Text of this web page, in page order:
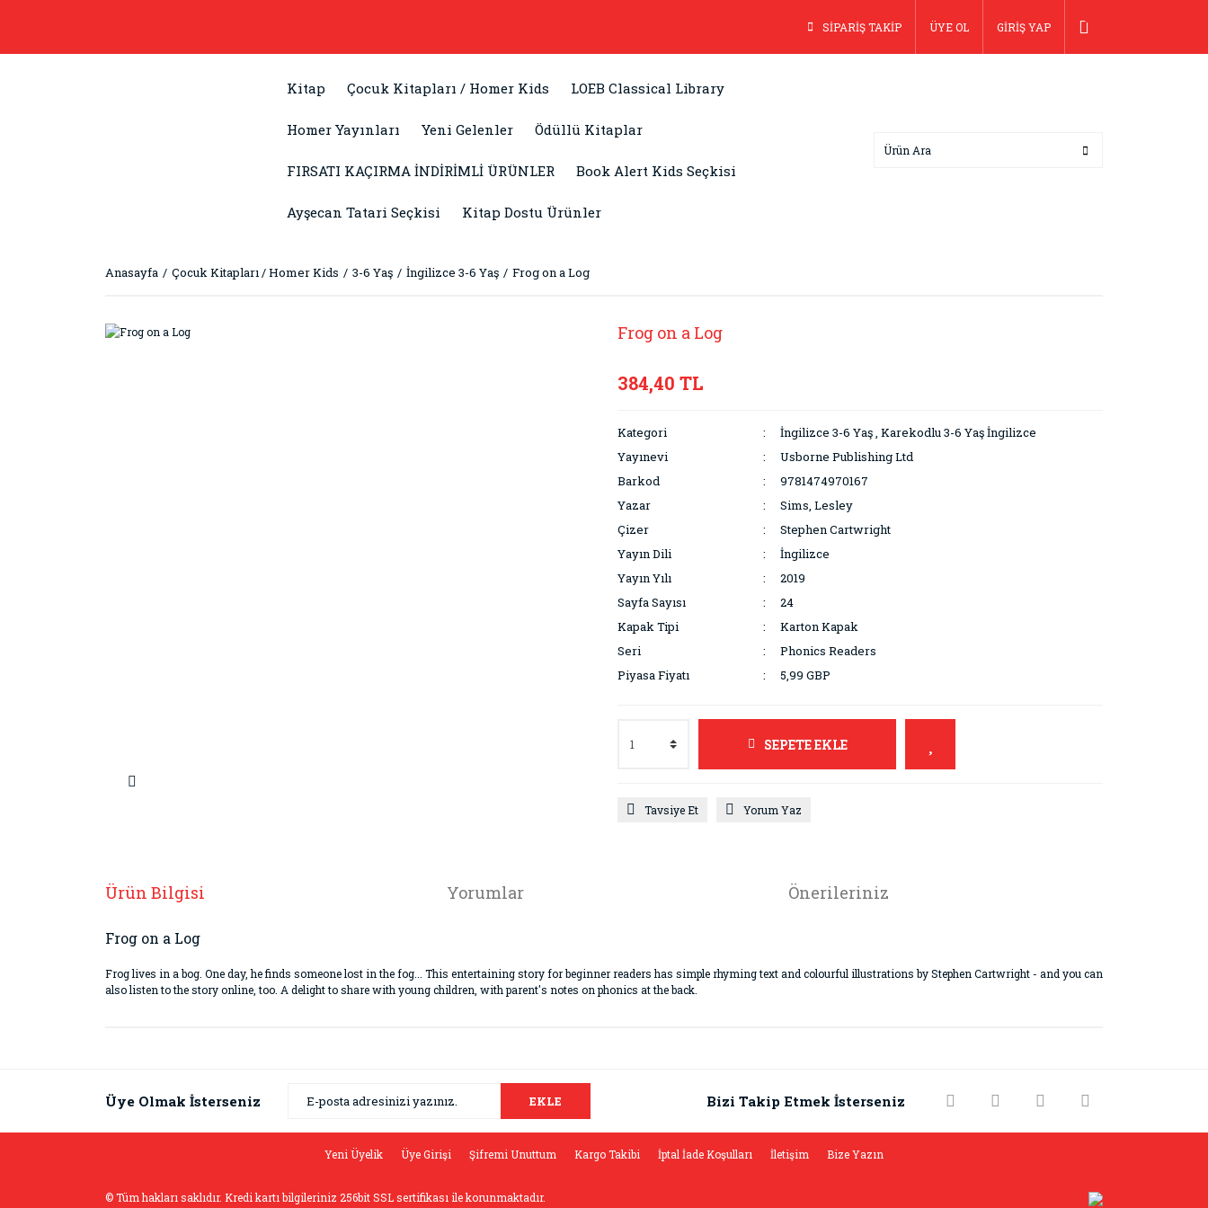
SİPARİŞ TAKİP ÜYE OL GİRİŞ YAP
Kitap Çocuk Kitapları / Homer Kids LOEB Classical Library
Homer Yayınları Yeni Gelenler Ödüllü Kitaplar
FIRSATI KAÇIRMA İNDİRİMLİ ÜRÜNLER Book Alert Kids Seçkisi
Ayşecan Tatari Seçkisi Kitap Dostu Ürünler
Anasayfa Çocuk Kitapları / Homer Kids 3-6 Yaş İngilizce 3-6 Yaş Frog on a Log
Frog on a Log
384,40 TL
Kategori İngilizce 3-6 Yaş, Karekodlu 3-6 Yaş İngilizce
Yayınevi
Usborne Publishing Ltd
Barkod
9781474970167
Yazar
Sims, Lesley
Çizer
Stephen Cartwright
Yayın Dili
İngilizce
Yayın Yılı
2019
Sayfa Sayısı
24
Kapak Tipi
Karton Kapak
Seri
Phonics Readers
Piyasa Fiyatı
5,99 GBP
SEPETE EKLE
Tavsiye Et Yorum Yaz
Ürün Bilgisi Yorumlar Önerileriniz
Frog on a Log
Frog lives in a bog. One day, he finds someone lost in the fog... This entertaining story for beginner readers has simple rhyming text and colourful illustrations by Stephen Cartwright - and you can
also listen to the story online, too. A delight to share with young children, with parent's notes on phonics at the back.
Yorum Yaz
Ürün resmi kalitesiz, bozuk veya görüntülenemiyor.
Bu ürüne benzer farklı alternatifler olmalı.
Üye Olmak İsterseniz EKLE Bizi Takip Etmek İsterseniz
Yeni Üyelik Üye Girişi Şifremi Unuttum Kargo Takibi İptal İade Koşulları İletişim Bize Yazın
© Tüm hakları saklıdır. Kredi kartı bilgileriniz 256bit SSL sertifikası ile korunmaktadır.